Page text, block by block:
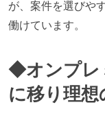
が、案件を選びや
働けています。
◆オンプレ
に移り理